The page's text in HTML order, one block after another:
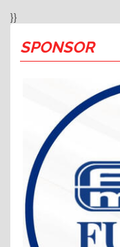
}}
SPONSOR